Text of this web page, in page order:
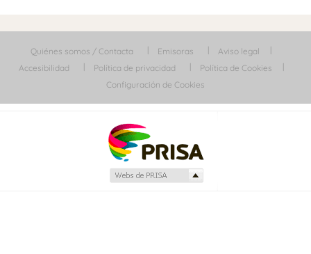
Quiénes somos / Contacta Emisoras
Aviso legal
Accesibilidad
Política de privacidad
Política de Cookies
Configuración de Cookies